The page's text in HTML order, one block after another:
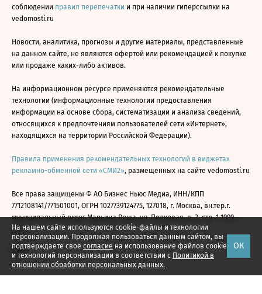
На нашем сайте используются cookie-файлы и технологии
персонализации. Продолжая пользоваться данным сайтом, вы
подтверждаете свое согласие на использование файлов cookie
и технологий персонализации в соответствии с Политикой в
отношении обработки персональных данных.
ОК
соблюдении правил перепечатки и при наличии гиперссылки на
vedomosti.ru
Новости, аналитика, прогнозы и другие материалы, представленные
на данном сайте, не являются офертой или рекомендацией к покупке
или продаже каких-либо активов.
На информационном ресурсе применяются рекомендательные
технологии (информационные технологии предоставления
информации на основе сбора, систематизации и анализа сведений,
относящихся к предпочтениям пользователей сети «Интернет»,
находящихся на территории Российской Федерации).
Правила применения рекомендательных технологий в виджетах
рекламно-обменной сети «СМИ2», размещенных на сайте vedomosti.ru
Все права защищены © АО Бизнес Ньюс Медиа, ИНН/КПП
7712108141/771501001, ОГРН 1027739124775, 127018, г. Москва, вн.тер.г.
муниципальный округ Марьина Роща, ул. Полковая, д. 3, стр. 1 1999—
2026